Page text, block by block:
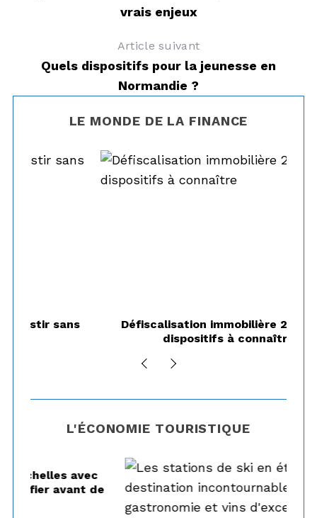
vrais enjeux
Article suivant
Quels dispositifs pour la jeunesse en
Normandie ?
LE MONDE DE LA FINANCE
Défiscalisation immobilière 2026 : les
dispositifs à connaître
L'ÉCONOMIE TOURISTIQUE